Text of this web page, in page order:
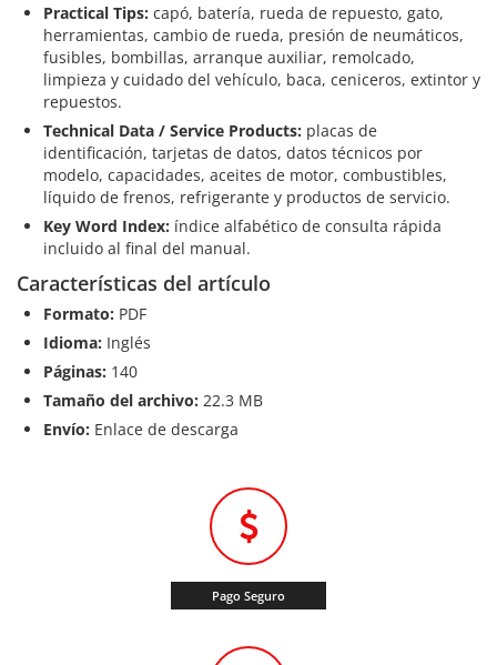
Practical Tips: capó, batería, rueda de repuesto, gato,
herramientas, cambio de rueda, presión de neumáticos,
fusibles, bombillas, arranque auxiliar, remolcado,
limpieza y cuidado del vehículo, baca, ceniceros, extintor y
repuestos.
Technical Data / Service Products: placas de
identificación, tarjetas de datos, datos técnicos por
modelo, capacidades, aceites de motor, combustibles,
líquido de frenos, refrigerante y productos de servicio.
Key Word Index: índice alfabético de consulta rápida
incluido al final del manual.
Características del artículo
Formato: PDF
Idioma: Inglés
Páginas: 140
Tamaño del archivo: 22.3 MB
Envío: Enlace de descarga
Pago Seguro